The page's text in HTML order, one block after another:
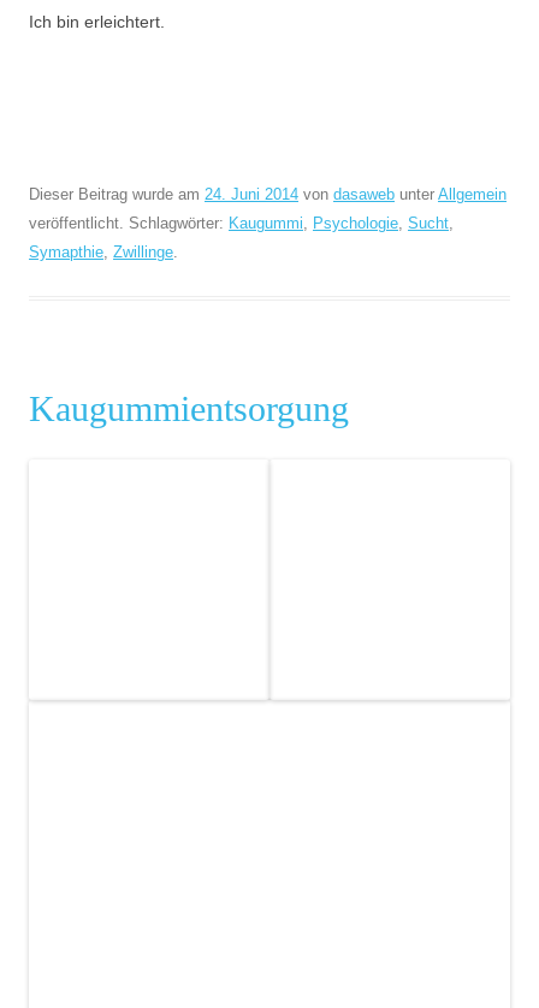
Ich bin erleichtert.
Dieser Beitrag wurde am 24. Juni 2014 von dasaweb unter Allgemein
veröffentlicht. Schlagwörter: Kaugummi, Psychologie, Sucht,
Symapthie, Zwillinge.
Kaugummientsorgung